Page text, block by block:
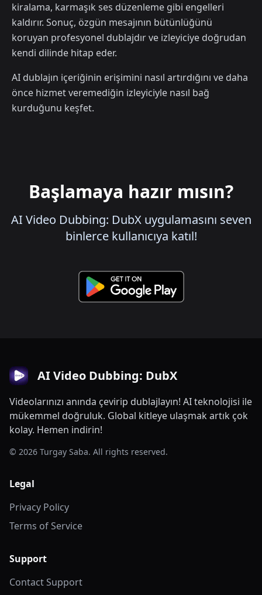
kiralama, karmaşık ses düzenleme gibi engelleri
kaldırır. Sonuç, özgün mesajının bütünlüğünü
koruyan profesyonel dublajdır ve izleyiciye doğrudan
kendi dilinde hitap eder.
AI dublajın içeriğinin erişimini nasıl artırdığını ve daha
önce hizmet veremediğin izleyiciyle nasıl bağ
kurduğunu keşfet.
Başlamaya hazır mısın?
AI Video Dubbing: DubX uygulamasını seven
binlerce kullanıcıya katıl!
AI Video Dubbing: DubX
Videolarınızı anında çevirip dublajlayın! AI teknolojisi ile
mükemmel doğruluk. Global kitleye ulaşmak artık çok
kolay. Hemen indirin!
© 2026 Turgay Saba. All rights reserved.
Legal
Privacy Policy
Terms of Service
Support
Contact Support